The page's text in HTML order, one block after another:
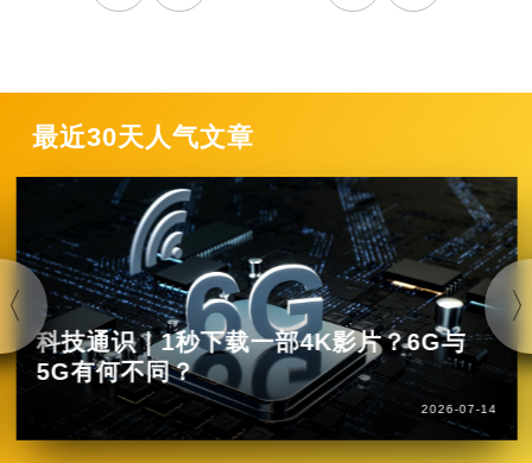
最近30天人气文章
科技通识｜1秒下载一部4K影片？6G与
5G有何不同？
2026-07-14